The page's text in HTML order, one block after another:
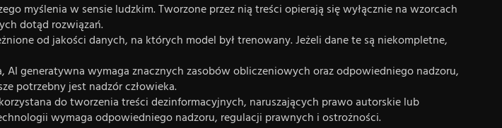
myślenia w sensie ludzkim. Tworzone przez nią treści opierają się wyłącznie na wzorcach
dotąd rozwiązań.
od jakości danych, na których model był trenowany. Jeżeli dane te są niekompletne,
AI generatywna wymaga znacznych zasobów obliczeniowych oraz odpowiedniego nadzoru,
potrzebny jest nadzór człowieka.
do tworzenia treści dezinformacyjnych, naruszających prawo autorskie lub
wymaga odpowiedniego nadzoru, regulacji prawnych i ostrożności.